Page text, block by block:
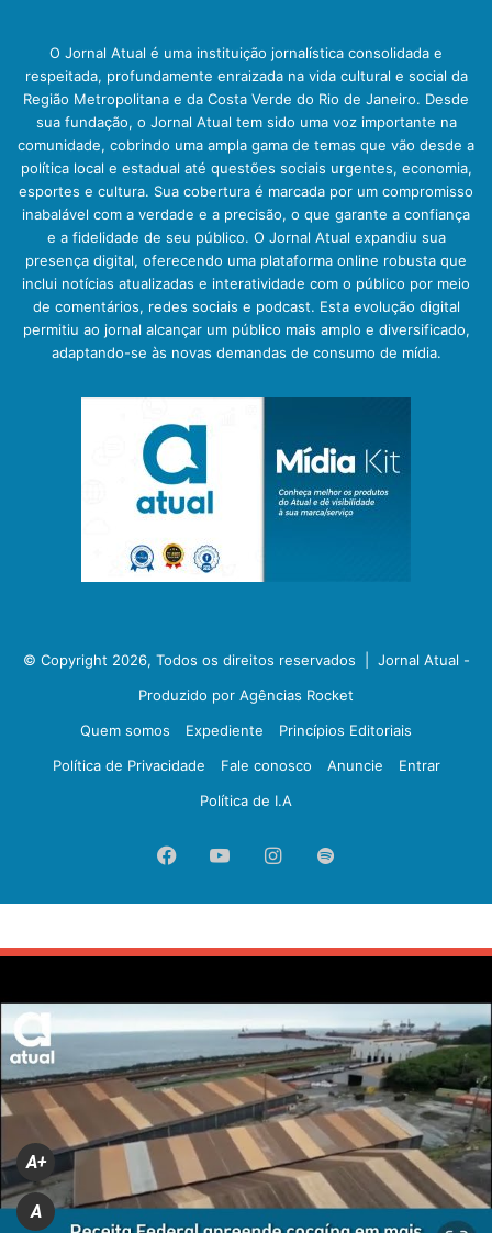
O Jornal Atual é uma instituição jornalística consolidada e
respeitada, profundamente enraizada na vida cultural e social da
Região Metropolitana e da Costa Verde do Rio de Janeiro. Desde
sua fundação, o Jornal Atual tem sido uma voz importante na
comunidade, cobrindo uma ampla gama de temas que vão desde a
política local e estadual até questões sociais urgentes, economia,
esportes e cultura. Sua cobertura é marcada por um compromisso
inabalável com a verdade e a precisão, o que garante a confiança
e a fidelidade de seu público. O Jornal Atual expandiu sua
presença digital, oferecendo uma plataforma online robusta que
inclui notícias atualizadas e interatividade com o público por meio
de comentários, redes sociais e podcast. Esta evolução digital
permitiu ao jornal alcançar um público mais amplo e diversificado,
adaptando-se às novas demandas de consumo de mídia.
© Copyright 2026, Todos os direitos reservados | Jornal Atual -
Produzido por Agências Rocket
Quem somos
Expediente
Princípios Editoriais
Política de Privacidade
Fale conosco Anuncie
Entrar
Política de I.A
FacebookYouTubeInstagram
Spotify
A+
A